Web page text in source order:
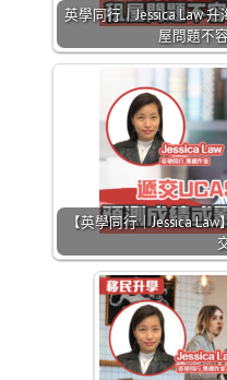
英學同行｜Jessica Law
屋問題不
【英學同行｜Jessica